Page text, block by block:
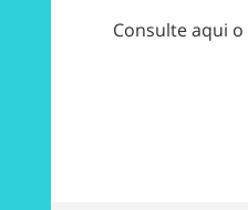
Consulte aqui o